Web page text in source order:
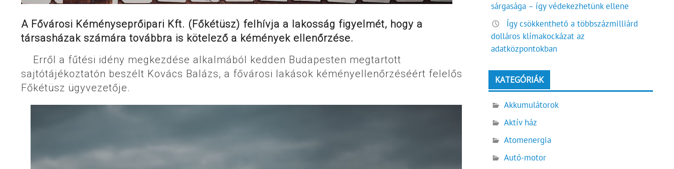
A Fővárosi Kéményseprőipari Kft. (Főkétüsz) felhívja a lakosság figyelmét, hogy a
társasházak számára továbbra is kötelező a kémények ellenőrzése.
Erről a fűtési idény megkezdése alkalmából kedden Budapesten megtartott
sajtótájékoztatón beszélt Kovács Balázs, a fővárosi lakások kéményellenőrzéséért felelős
Főkétüsz ügyvezetője.
sárgasága – így védekezhetünk ellene
Így csökkenthető a többszázmilliárd
dolláros klímakockázat az
adatközpontokban
KATEGÓRIÁK
Akkumulátorok
Aktív ház
Atomenergia
Autó-motor